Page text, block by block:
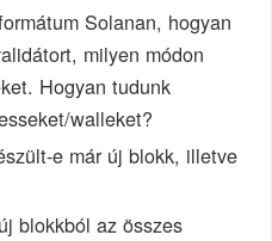
Solanan, hogyan
milyen módon
Hogyan tudunk
walleket?
e már új blokk, illetve
blokkból az összes